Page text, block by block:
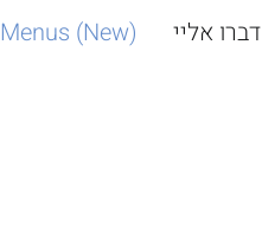
דברו אליי Menus (New)